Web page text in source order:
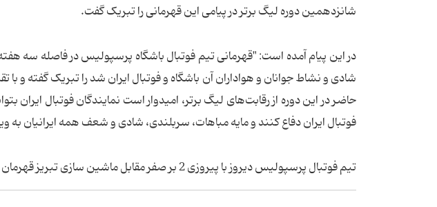
شانزدهمین دوره لیگ برتر در پیامی این قهرمانی را تبریک گفت.
در این پیام آمده است: "قهرمانی تیم فوتبال باشگاه پرسپولیس در فاصله سه
شادی و نشاط جوانان و هواداران آن باشگاه و فوتبال ایران شد را تبریک گفته و با
حاضر در این دوره از رقابت‌های لیگ برتر، امیدوار است نمایندگان فوتبال ایران
فوتبال ایران دفاع کنند و مایه مباهات، سربلندی، شادی و شعف همه ایرانیان
تیم فوتبال پرسپولیس دیروز با پیروزی 2 بر صفر مقابل ماشین سازی تبریز قهرمان زودهنگام لیگ برتر شد.